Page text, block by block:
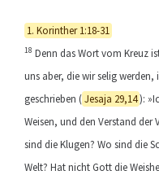
1. Korinther 1:18-31
18 Denn das Wort vom Kreuz
uns aber, die wir selig werden,
geschrieben (Jesaja 29,14):
Weisen, und den Verstand der
sind die Klugen? Wo sind die
Welt? Hat nicht Gott die